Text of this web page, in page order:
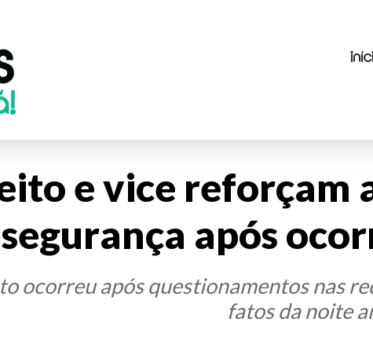
e vice reforçam
segurança após
ocorreu após questionamentos nas
fatos da noite